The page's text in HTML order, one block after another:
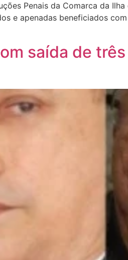
Penais da Comarca da
e apenadas beneficiados
saída de